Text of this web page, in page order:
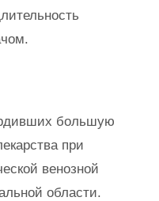
большую
при
венозной
области.